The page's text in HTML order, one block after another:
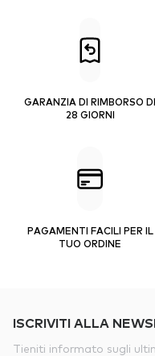
GARANZIA DI RIMBORSO DI
28 GIORNI
PAGAMENTI FACILI PER IL
TUO ORDINE
ISCRIVITI ALLA
Tieniti informato sugli